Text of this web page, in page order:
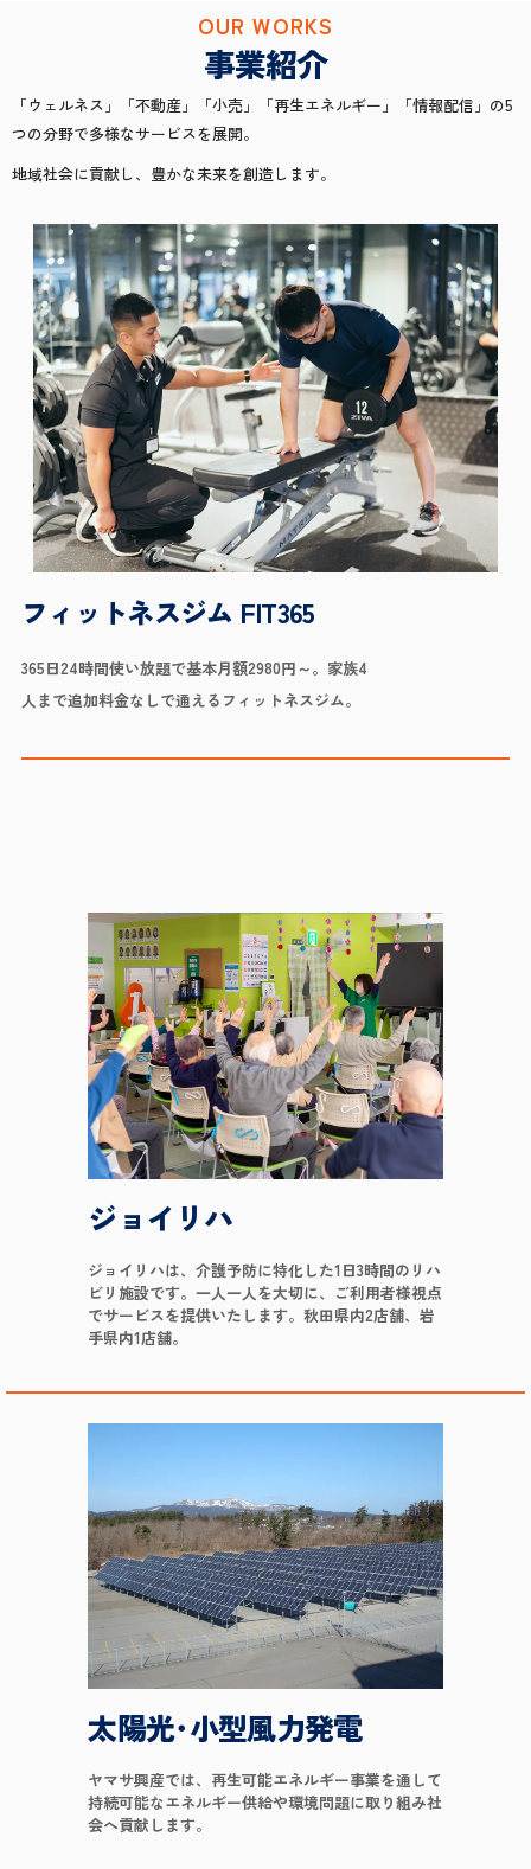
OUR WORKS
事業紹介
「ウェルネス」「不動産」「小売」「再生エネルギー」「情報配信」の5
つの分野で多様なサービスを展開。
地域社会に貢献し、豊かな未来を創造します。
フィットネスジム FIT365
365日24時間使い放題で基本月額2980円～。家族4
人まで追加料金なしで通えるフィットネスジム。
ジョイリハ
ジョイリハは、介護予防に特化した1日3時間のリハ
ビリ施設です。一人一人を大切に、ご利用者様視点
でサービスを提供いたします。秋田県内2店舗、岩
手県内1店舗。
太陽光･小型風力発電
ヤマサ興産では、再生可能エネルギー事業を通して
持続可能なエネルギー供給や環境問題に取り組み社
会へ貢献します。